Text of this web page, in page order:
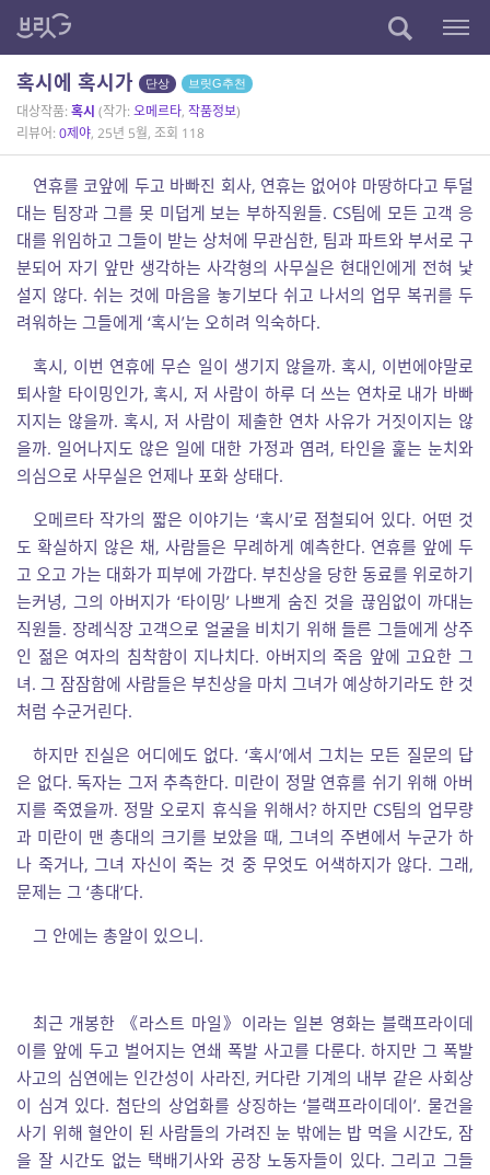
혹시에 혹시가 단상 브릿G추천
대상작품: 혹시 (작가: 오메르타, 작품정보)
리뷰어: 0제야, 25년 5월, 조회 118
연휴를 코앞에 두고 바빠진 회사, 연휴는 없어야 마땅하다고 투덜
대는 팀장과 그를 못 미덥게 보는 부하직원들. CS팀에 모든 고객 응
대를 위임하고 그들이 받는 상처에 무관심한, 팀과 파트와 부서로 구
분되어 자기 앞만 생각하는 사각형의 사무실은 현대인에게 전혀 낯
설지 않다. 쉬는 것에 마음을 놓기보다 쉬고 나서의 업무 복귀를 두
려워하는 그들에게 ‘혹시’는 오히려 익숙하다.
혹시, 이번 연휴에 무슨 일이 생기지 않을까. 혹시, 이번에야말로
퇴사할 타이밍인가, 혹시, 저 사람이 하루 더 쓰는 연차로 내가 바빠
지지는 않을까. 혹시, 저 사람이 제출한 연차 사유가 거짓이지는 않
을까. 일어나지도 않은 일에 대한 가정과 염려, 타인을 훑는 눈치와
의심으로 사무실은 언제나 포화 상태다.
오메르타 작가의 짧은 이야기는 ‘혹시’로 점철되어 있다. 어떤 것
도 확실하지 않은 채, 사람들은 무례하게 예측한다. 연휴를 앞에 두
고 오고 가는 대화가 피부에 가깝다. 부친상을 당한 동료를 위로하기
는커녕, 그의 아버지가 ‘타이밍’ 나쁘게 숨진 것을 끊임없이 까대는
직원들. 장례식장 고객으로 얼굴을 비치기 위해 들른 그들에게 상주
인 젊은 여자의 침착함이 지나치다. 아버지의 죽음 앞에 고요한 그
녀. 그 잠잠함에 사람들은 부친상을 마치 그녀가 예상하기라도 한 것
처럼 수군거린다.
하지만 진실은 어디에도 없다. ‘혹시’에서 그치는 모든 질문의 답
은 없다. 독자는 그저 추측한다. 미란이 정말 연휴를 쉬기 위해 아버
지를 죽였을까. 정말 오로지 휴식을 위해서? 하지만 CS팀의 업무량
과 미란이 맨 총대의 크기를 보았을 때, 그녀의 주변에서 누군가 하
나 죽거나, 그녀 자신이 죽는 것 중 무엇도 어색하지가 않다. 그래,
문제는 그 ‘총대’다.
그 안에는 총알이 있으니.
최근 개봉한 《라스트 마일》이라는 일본 영화는 블랙프라이데
이를 앞에 두고 벌어지는 연쇄 폭발 사고를 다룬다. 하지만 그 폭발
사고의 심연에는 인간성이 사라진, 커다란 기계의 내부 같은 사회상
이 심겨 있다. 첨단의 상업화를 상징하는 ‘블랙프라이데이’. 물건을
사기 위해 혈안이 된 사람들의 가려진 눈 밖에는 밥 먹을 시간도, 잠
을 잘 시간도 없는 택배기사와 공장 노동자들이 있다. 그리고 그들